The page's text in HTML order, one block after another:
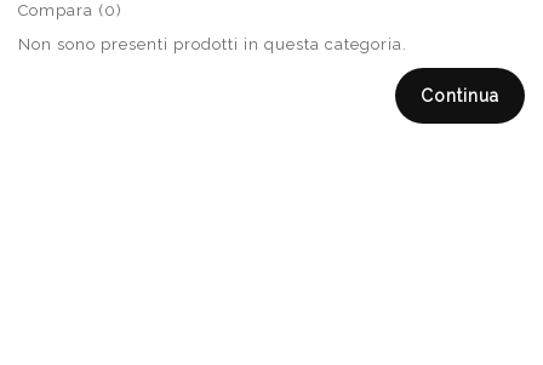
Compara (0)
Non sono presenti prodotti in questa categoria.
Continua